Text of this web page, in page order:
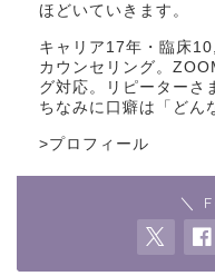
ほどいていきます。
キャリア17年・臨床
カウンセリング。
グ対応。リピーターさ
ちなみに口癖は「どん
>プロフィール
＼